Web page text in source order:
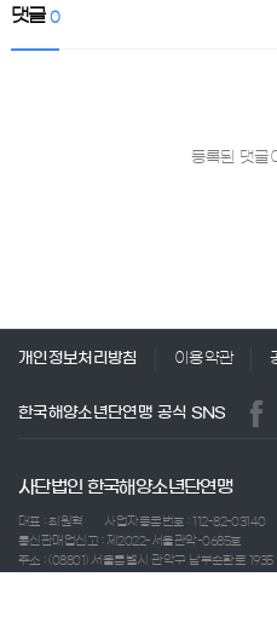
댓글0
등록된 댓글
개인정보처리방침 이용약관
한국해양소년단연맹 공식 SNS
사단법인 한국해양소년단연맹
대표 : 최원혁
사업자등록번호 : 112-82-03140
통신판매업신고 : 제2022-서울관악-0685호
주소 : (08801) 서울특별시 관악구 남부순환로 1935